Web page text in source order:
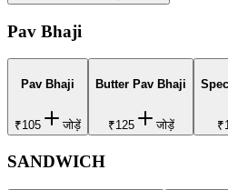
Pav Bhaji
Pav Bhaji
₹105 जोड़ें
Butter Pav Bhaji
₹125 जोड़ें
SANDWICH